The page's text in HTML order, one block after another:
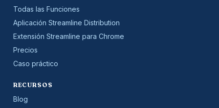
Todas las Funciones
Aplicación Streamline Distribution
Extensión Streamline para Chrome
Precios
Caso práctico
RECURSOS
Blog